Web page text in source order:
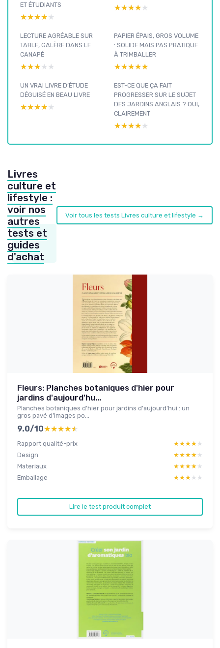
ET ÉTUDIANTS
★★★★★
★★★★★
★★★★★
★★★★★
LECTURE AGRÉABLE SUR
TABLE, GALÈRE DANS LE
CANAPÉ
★★★★★
★★★★★
PAPIER ÉPAIS, GROS VOLUME
: SOLIDE MAIS PAS PRATIQUE
À TRIMBALLER
★★★★★
★★★★★
UN VRAI LIVRE D’ÉTUDE
DÉGUISÉ EN BEAU LIVRE
★★★★★
★★★★★
EST-CE QUE ÇA FAIT
PROGRESSER SUR LE SUJET
DES JARDINS ANGLAIS ? OUI,
CLAIREMENT
★★★★★
★★★★★
Livres
culture et
lifestyle :
voir nos
autres
tests et
guides
d'achat
Voir tous les tests Livres culture et lifestyle →
Fleurs: Planches botaniques d'hier pour
jardins d'aujourd'hu...
Planches botaniques d'hier pour jardins d'aujourd'hui : un
gros pavé d’images po...
9.0/10★★★★★
★★★★★
Rapport qualité-prix ★★★★★
★★★★★
Design
★★★★★
★★★★★
Materiaux
★★★★★
★★★★★
Emballage
★★★★★
★★★★★
Lire le test produit complet